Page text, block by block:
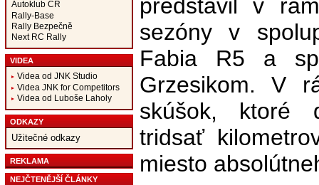
Autoklub ČR
Rally-Base
Rally Bezpečně
Next RC Rally
VIDEA
Videa od JNK Studio
Videa JNK for Competitors
Videa od Luboše Laholy
ODKAZY
Užitečné odkazy
REKLAMA
NEJČTENĚJŠÍ ČLÁNKY
predstavil v
sezóny v
Fabia R5 a
Grzesikom. V
skúšok, ktoré
tridsať
miesto